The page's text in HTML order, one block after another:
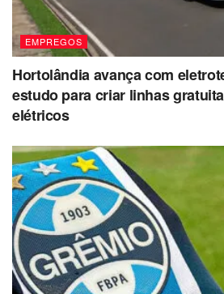
EMPREGOS
Hortolândia avança com
estudo para criar linhas
elétricos